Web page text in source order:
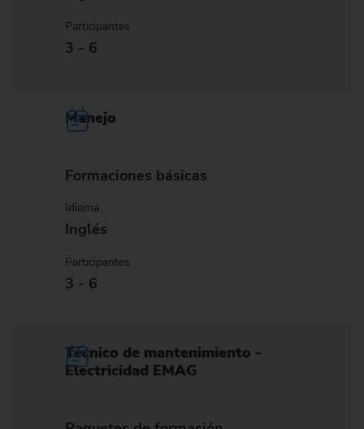
Participantes
3 - 6
Manejo
Formaciones básicas
Idioma
Inglés
Participantes
3 - 6
Técnico de mantenimiento -
Electricidad EMAG